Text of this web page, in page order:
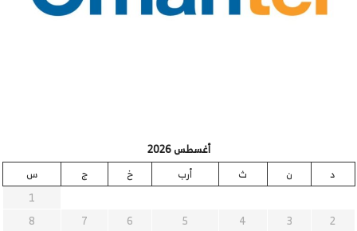
أغسطس 2026
د
ن ث أرب خ ج
س
1
2
3
4
5
6
7
8